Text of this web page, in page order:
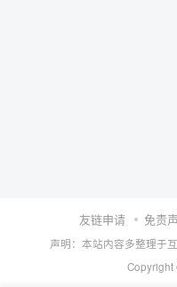
友链申请 免责
声明：本站内容多整理于
Copyright